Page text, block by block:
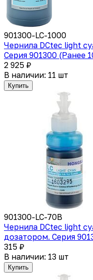
901300-LC-1000
Чернила DCtec light
Серия 901300 (Ранее
2 925 ₽
В наличии: 11 шт
Купить
901300-LC-70B
Чернила DCtec light
дозатором. Серия
315 ₽
В наличии: 13 шт
Купить